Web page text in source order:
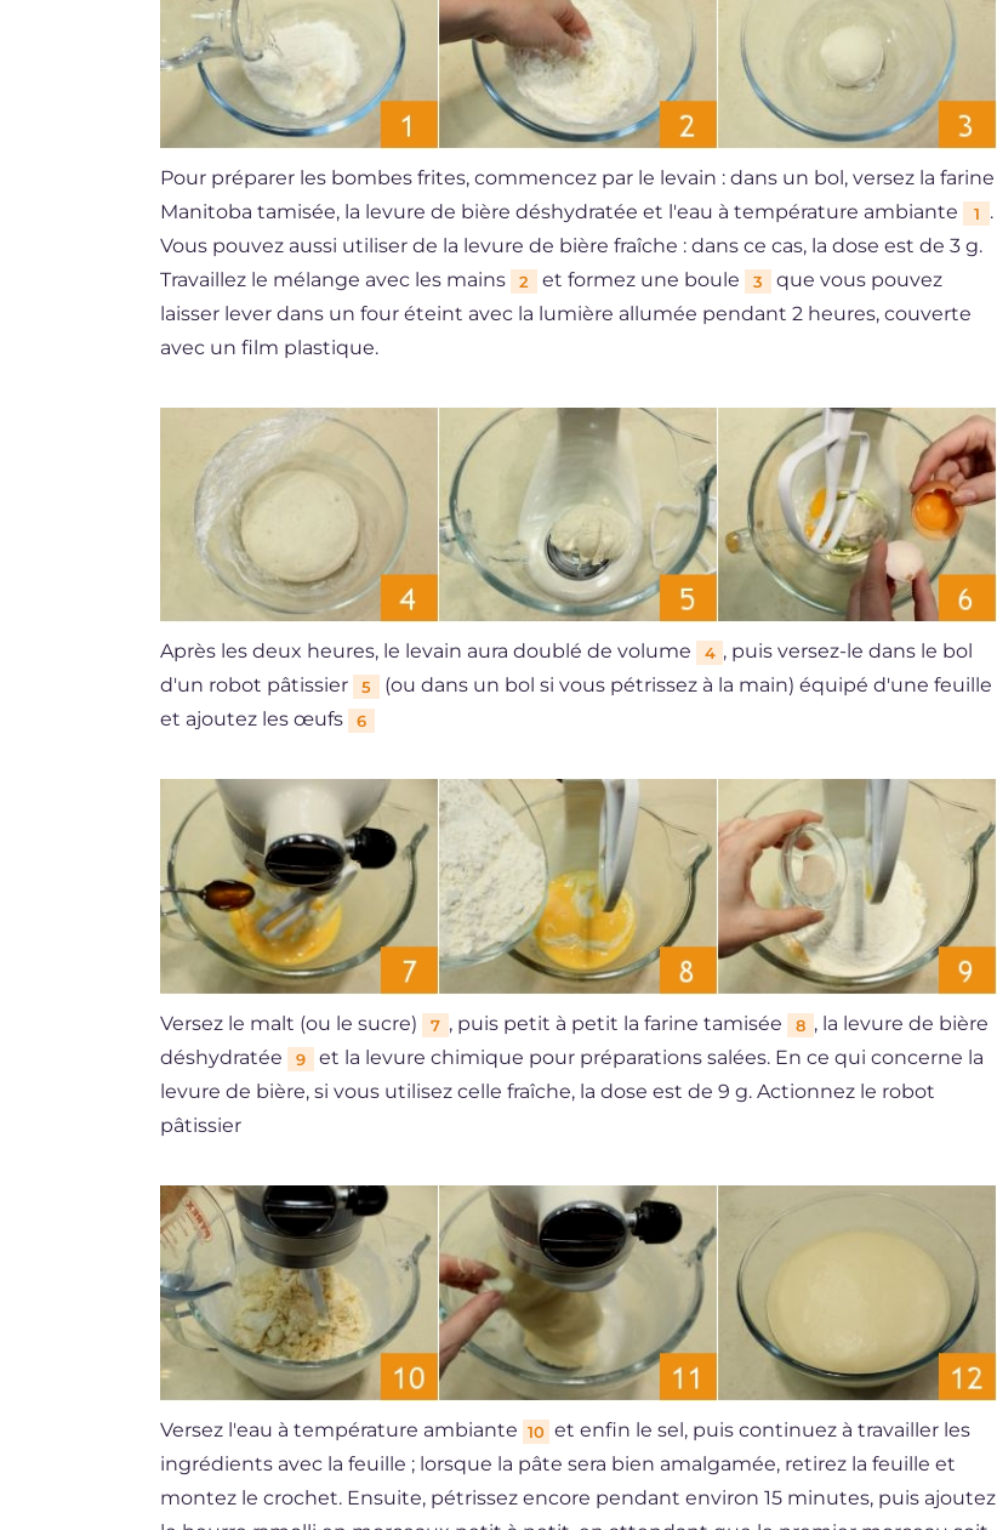
Pour préparer les bombes frites, commencez par le levain : dans un bol, versez la farine
Manitoba tamisée, la levure de bière déshydratée et l'eau à température ambiante
1
.
Vous pouvez aussi utiliser de la levure de bière fraîche : dans ce cas, la dose est de 3 g.
Travaillez le mélange avec les mains
2 et formez une boule 3
que vous pouvez
laisser lever dans un four éteint avec la lumière allumée pendant 2 heures, couverte
avec un film plastique.
Après les deux heures, le levain aura doublé de volume 4 , puis versez-le dans le bol
d'un robot pâtissier
5
(ou dans un bol si vous pétrissez à la main) équipé d'une feuille
et ajoutez les œufs
6
Versez le malt (ou le sucre) 7 , puis petit à petit la farine tamisée 8 , la levure de bière
déshydratée
9
et la levure chimique pour préparations salées. En ce qui concerne la
levure de bière, si vous utilisez celle fraîche, la dose est de 9 g. Actionnez le robot
pâtissier
Versez l'eau à température ambiante 10 et enfin le sel, puis continuez à travailler les
ingrédients avec la feuille ; lorsque la pâte sera bien amalgamée, retirez la feuille et
montez le crochet. Ensuite, pétrissez encore pendant environ 15 minutes, puis ajoutez